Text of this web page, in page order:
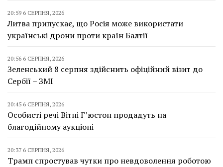
20:59 6 СЕРПНЯ, 2026
Литва припускає, що Росія може використати
українські дрони проти країн Балтії
20:56 6 СЕРПНЯ, 2026
Зеленський 8 серпня здійснить офіційний візит до
Сербії – ЗМІ
20:45 6 СЕРПНЯ, 2026
Особисті речі Вітні Г’юстон продадуть на
благодійному аукціоні
20:37 6 СЕРПНЯ, 2026
Трамп спростував чутки про невдоволення роботою